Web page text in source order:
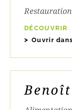
DÉCOUVRIR
Ouvrir